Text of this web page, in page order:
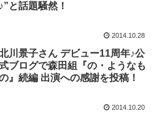
♪”と話題騒然！
2014.10.28
川景子さん デビュー11周年♪公
ブログで森田組『の・ようなも
』続編 出演への感謝を投稿！
2014.10.20